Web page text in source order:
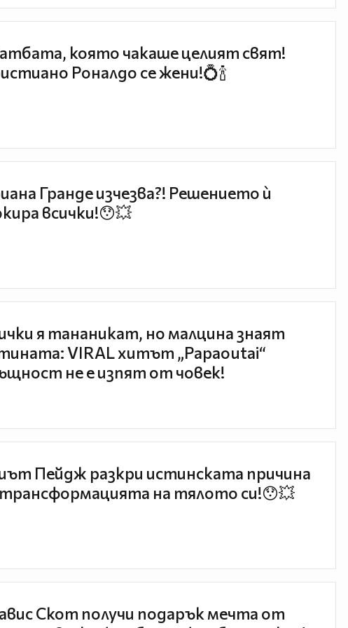
която чакаше целият свят!
Роналдо се жени!💍🍾
Гранде изчезва?! Решението ѝ
всички!😯💥
я тананикат, но малцина знаят
VIRAL хитът „Papaoutai“
не е изпят от човек!
Пейдж разкри истинската причина
трансформацията на тялото си!😯💥
Скот получи подарък мечта от